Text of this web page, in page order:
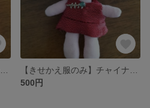
500円